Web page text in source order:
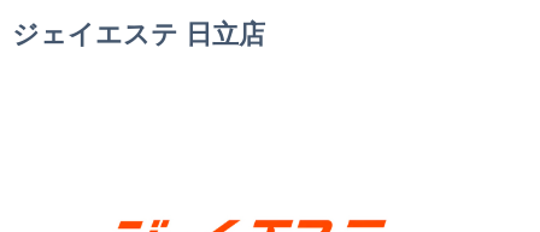
ジェイエステ 日立店